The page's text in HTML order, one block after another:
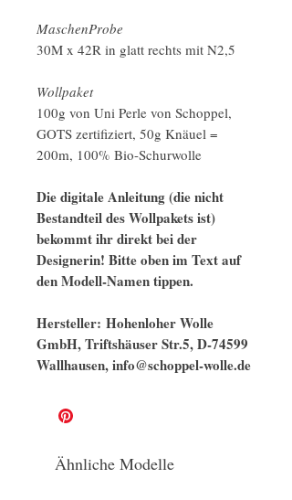
MaschenProbe
30M x 42R in glatt rechts mit N2,5
Wollpaket
100g von Uni Perle von Schoppel,
GOTS zertifiziert, 50g Knäuel =
200m, 100% Bio-Schurwolle
Die digitale Anleitung (die nicht
Bestandteil des Wollpakets ist)
bekommt ihr direkt bei der
Designerin! Bitte oben im Text auf
den Modell-Namen tippen.
Hersteller: Hohenloher Wolle
GmbH, Triftshäuser Str.5, D-74599
Wallhausen, info@schoppel-wolle.de
Ähnliche Modelle